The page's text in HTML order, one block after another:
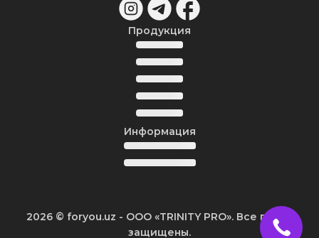
Продукция
Информация
2026 © foryou.uz - ООО «TRINITY PRO». Все права
защищены.